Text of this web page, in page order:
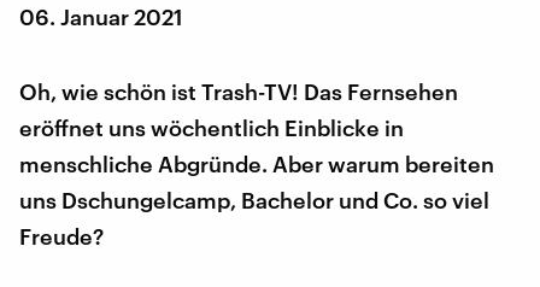
06. Januar 2021
Oh, wie schön ist Trash-TV! Das Fernsehen
eröffnet uns wöchentlich Einblicke in
menschliche Abgründe. Aber warum bereiten
uns Dschungelcamp, Bachelor und Co. so viel
Freude?